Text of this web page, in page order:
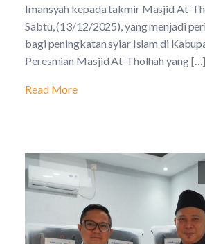
Imansyah kepada takmir Masjid At-
Sabtu, (13/12/2025), yang menjadi
bagi peningkatan syiar Islam di
Peresmian Masjid At-Tholhah yang […]
Read More